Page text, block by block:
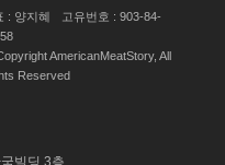
: 양지혜
고유번호 : 903-84-
AmericanMeatStory, All
Reserved
빌딩 3층